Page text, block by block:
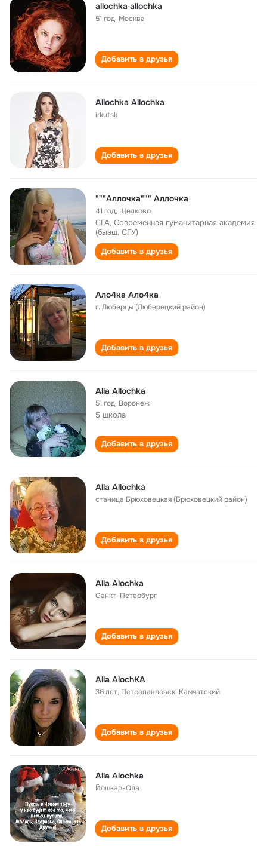
allochka allochka
51 год, Москва
Добавить в друзья
Allochka Allochka
irkutsk
Добавить в друзья
"""Аллочка""" Аллочка
41 год, Щелково
СГА, Современная гуманитарная академия
(бывш. СГУ)
Добавить в друзья
Aлo4кa Aлo4кa
г. Люберцы (Люберецкий район)
Добавить в друзья
Alla Allochka
51 год, Воронеж
5 школа
Добавить в друзья
Alla Allochka
станица Брюховецкая (Брюховецкий район)
Добавить в друзья
Alla Alochka
Санкт-Петербург
Добавить в друзья
Alla AlochKA
36 лет, Петропавловск-Камчатский
Добавить в друзья
Alla Alochka
Йошкар-Ола
Добавить в друзья